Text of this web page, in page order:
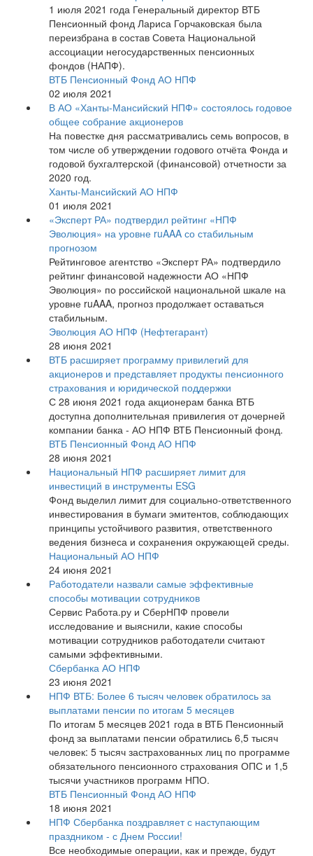
1 июля 2021 года Генеральный директор ВТБ
Пенсионный фонд Лариса Горчаковская была
переизбрана в состав Совета Национальной
ассоциации негосударственных пенсионных
фондов (НАПФ).
ВТБ Пенсионный Фонд АО НПФ
02 июля 2021
В АО «Ханты-Мансийский НПФ» состоялось годовое
общее собрание акционеров
На повестке дня рассматривались семь вопросов, в
том числе об утверждении годового отчёта Фонда и
годовой бухгалтерской (финансовой) отчетности за
2020 год.
Ханты-Мансийский АО НПФ
01 июля 2021
«Эксперт РА» подтвердил рейтинг «НПФ
Эволюция» на уровне ruAAA со стабильным
прогнозом
Рейтинговое агентство «Эксперт РА» подтвердило
рейтинг финансовой надежности АО «НПФ
Эволюция» по российской национальной шкале на
уровне ruAAA, прогноз продолжает оставаться
стабильным.
Эволюция АО НПФ (Нефтегарант)
28 июня 2021
ВТБ расширяет программу привилегий для
акционеров и представляет продукты пенсионного
страхования и юридической поддержки
С 28 июня 2021 года акционерам банка ВТБ
доступна дополнительная привилегия от дочерней
компании банка - АО НПФ ВТБ Пенсионный фонд.
ВТБ Пенсионный Фонд АО НПФ
28 июня 2021
Национальный НПФ расширяет лимит для
инвестиций в инструменты ESG
Фонд выделил лимит для социально-ответственного
инвестирования в бумаги эмитентов, соблюдающих
принципы устойчивого развития, ответственного
ведения бизнеса и сохранения окружающей среды.
Национальный АО НПФ
24 июня 2021
Работодатели назвали самые эффективные
способы мотивации сотрудников
Сервис Работа.ру и СберНПФ провели
исследование и выяснили, какие способы
мотивации сотрудников работодатели считают
самыми эффективными.
Сбербанка АО НПФ
23 июня 2021
НПФ ВТБ: Более 6 тысяч человек обратилось за
выплатами пенсии по итогам 5 месяцев
По итогам 5 месяцев 2021 года в ВТБ Пенсионный
фонд за выплатами пенсии обратились 6,5 тысяч
человек: 5 тысяч застрахованных лиц по программе
обязательного пенсионного страхования ОПС и 1,5
тысячи участников программ НПО.
ВТБ Пенсионный Фонд АО НПФ
18 июня 2021
НПФ Сбербанка поздравляет с наступающим
праздником - с Днем России!
Все необходимые операции, как и прежде, будут